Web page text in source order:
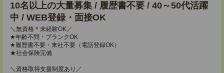
10名以上の大量募集 / 履歴書不要 / 40～50代活躍
中 / WEB登録・面接OK
＼無資格＊未経験OK／
★年齢不問・ブランクOK
★履歴書不要・来社不要（電話登録OK）
★社会保険完備
＼資格取得支援制度あり／